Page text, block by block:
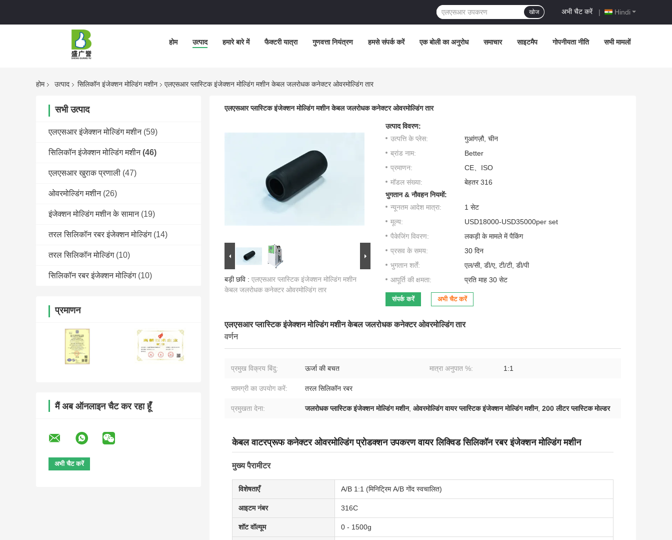
Hindi
अभी चैट करें |
खोज
होम उत्पाद हमारे बारे में फैक्टरी यात्रा गुणवत्ता नियंत्रण हमसे संपर्क करें एक बोली का अनुरोध समाचार साइटमैप गोपनीयता नीति सभी मामलों
होम उत्पाद सिलिकॉन इंजेक्शन मोल्डिंग मशीन एलएसआर प्लास्टिक इंजेक्शन मोल्डिंग मशीन केबल जलरोधक कनेक्टर ओवरमोल्डिंग तार
सभी उत्पाद
एलएसआर इंजेक्शन मोल्डिंग मशीन (59)
सिलिकॉन इंजेक्शन मोल्डिंग मशीन (46)
एलएसआर खुराक प्रणाली (47)
ओवरमोल्डिंग मशीन (26)
इंजेक्शन मोल्डिंग मशीन के सामान (19)
तरल सिलिकॉन रबर इंजेक्शन मोल्डिंग (14)
तरल सिलिकॉन मोल्डिंग (10)
सिलिकॉन रबर इंजेक्शन मोल्डिंग (10)
प्रमाणन
मैं अब ऑनलाइन चैट कर रहा हूँ
एलएसआर प्लास्टिक इंजेक्शन मोल्डिंग मशीन केबल जलरोधक कनेक्टर ओवरमोल्डिंग तार
बड़ी छवि : एलएसआर प्लास्टिक इंजेक्शन मोल्डिंग मशीन
केबल जलरोधक कनेक्टर ओवरमोल्डिंग तार
उत्पाद विवरण:
उत्पत्ति के प्लेस:
गुआंगज़ौ, चीन
ब्रांड नाम:
Better
प्रमाणन:
CE、ISO
मॉडल संख्या:
बेहतर 316
भुगतान & नौवहन नियमों:
न्यूनतम आदेश मात्रा:
1 सेट
मूल्य:
USD18000-USD35000per set
पैकेजिंग विवरण:
लकड़ी के मामले में पैकिंग
प्रसव के समय:
30 दिन
भुगतान शर्तें:
एल/सी, डी/ए, टी/टी, डी/पी
आपूर्ति की क्षमता:
प्रति माह 30 सेट
संपर्क करें अभी चैट करें
एलएसआर प्लास्टिक इंजेक्शन मोल्डिंग मशीन केबल जलरोधक कनेक्टर ओवरमोल्डिंग तार
वर्णन
प्रमुख विक्रय बिंदु: ऊर्जा की बचत मात्रा अनुपात %: 1:1
सामग्री का उपयोग करें: तरल सिलिकॉन रबर
प्रमुखता देना: जलरोधक प्लास्टिक इंजेक्शन मोल्डिंग मशीन, ओवरमोल्डिंग वायर प्लास्टिक इंजेक्शन मोल्डिंग मशीन, 200 लीटर प्लास्टिक मोल्डर
केबल वाटरप्रूफ कनेक्टर ओवरमोल्डिंग प्रोडक्शन उपकरण वायर लिक्विड सिलिकॉन रबर इंजेक्शन मोल्डिंग मशीन
मुख्य पैरामीटर
विशेषताएँ A/B 1:1 (मिनिट्रिम A/B गोंद स्वचालित)
आइटम नंबर 316C
शॉट वॉल्यूम 0 - 1500g